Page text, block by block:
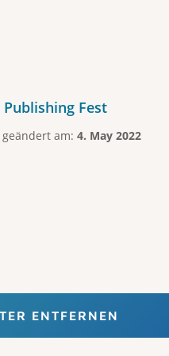
Publishing Fest
am: 4. May 2022
ENTFERNEN